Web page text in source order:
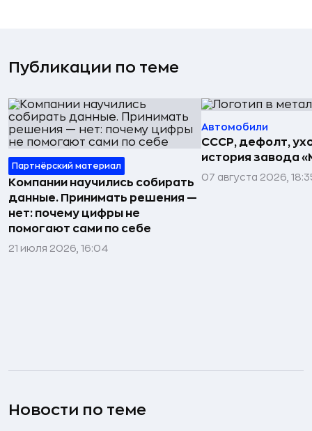
Публикации по теме
Партнёрский материал
Компании научились собирать
данные. Принимать решения —
нет: почему цифры не
помогают сами по себе
21 июля 2026, 16:04
Автомобили
СССР, дефолт,
история завода
07 августа 2026,
Новости по теме